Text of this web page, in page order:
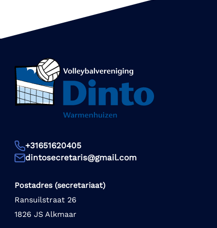
+31651620405
dintosecretaris@gmail.com
Postadres (secretariaat)
Ransuilstraat 26
1826 JS Alkmaar